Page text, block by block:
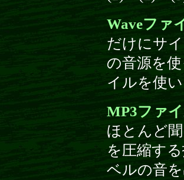
Waveファ
だけにサ
の音源を
イルを使
MP3ファ
ほとんど
を圧縮す
ベルの音